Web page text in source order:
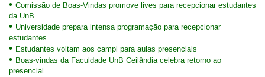
Comissão de Boas-Vindas promove lives para recepcionar estudantes
da UnB
Universidade prepara intensa programação para recepcionar
estudantes
Estudantes voltam aos campi para aulas presenciais
Boas-vindas da Faculdade UnB Ceilândia celebra retorno ao
presencial